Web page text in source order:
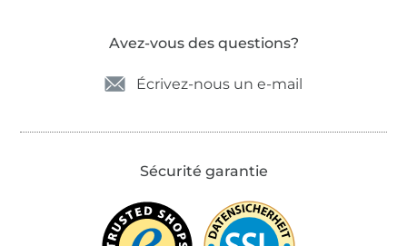
Avez-vous des questions?
Écrivez-nous un e-mail
Sécurité garantie